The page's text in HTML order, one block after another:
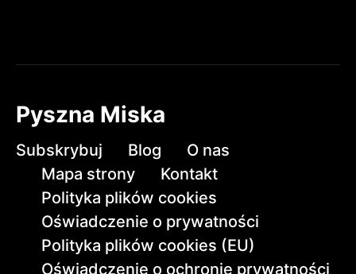
Pyszna Miska
Subskrybuj Blog
O nas
Mapa strony
Kontakt
Polityka plików cookies
Oświadczenie o prywatności
Polityka plików cookies (EU)
Oświadczenie o ochronie prywatności